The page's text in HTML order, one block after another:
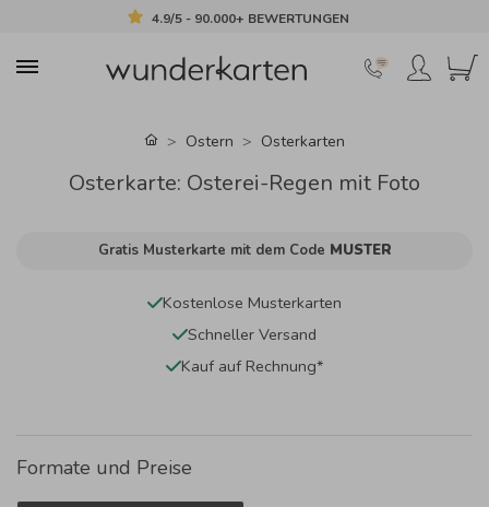
4.9/5 - 90.000+ BEWERTUNGEN
Ostern Osterkarten
Osterkarte: Osterei-Regen mit Foto
Gratis Musterkarte mit dem Code MUSTER
Kostenlose Musterkarten
Schneller Versand
Kauf auf Rechnung*
Formate und Preise